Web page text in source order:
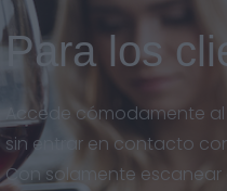
Para los
Accede cómodamente
sin entrar en contacto
Con solamente escanear